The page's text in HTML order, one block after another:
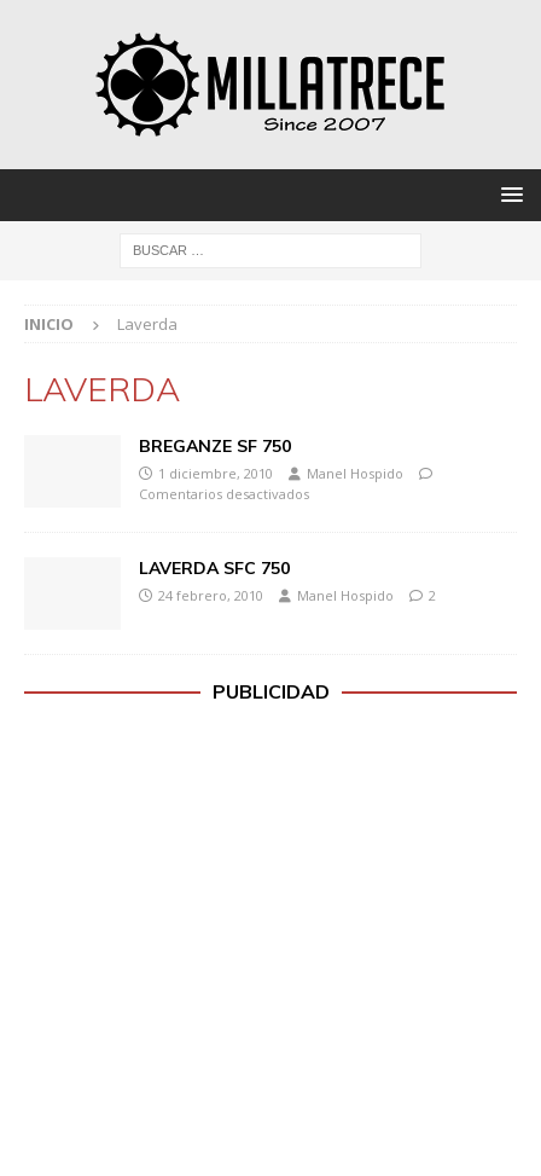
INICIO Laverda
LAVERDA
BREGANZE SF 750
1 diciembre, 2010
Manel Hospido
Comentarios desactivados
LAVERDA SFC 750
24 febrero, 2010 Manel Hospido 2
PUBLICIDAD